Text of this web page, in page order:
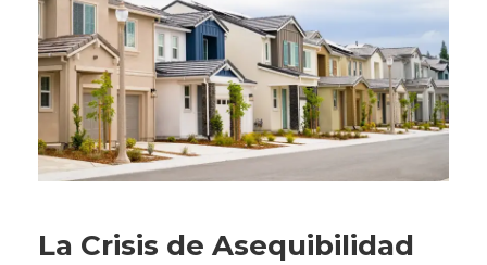
La Crisis de Asequibilidad